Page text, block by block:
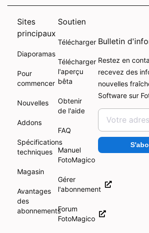
Sites
principaux
Diaporamas
Pour
commencer
Nouvelles
Addons
Spécifications
techniques
Magasin
Avantages
des
abonnements
Soutien
Télécharger
Télécharger
l'aperçu
bêta
Obtenir
de l'aide
FAQ
Manuel
FotoMagico
Gérer
l'abonnement
Forum
FotoMagico
Bulletin
Restez en
recevez des
nouvelles
Software sur